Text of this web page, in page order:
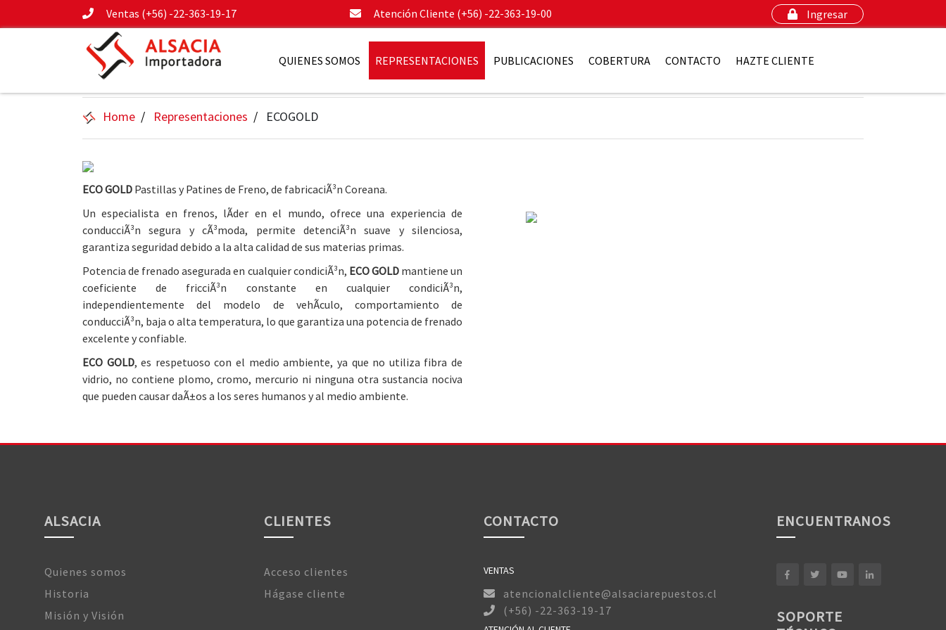
Ventas (+56) -22-363-19-17 Atención Cliente (+56) -22-363-19-00 Ingresar
QUIENES SOMOS REPRESENTACIONES PUBLICACIONES COBERTURA CONTACTO HAZTE CLIENTE
Home Representaciones ECOGOLD
ECO GOLD Pastillas y Patines de Freno, de fabricaciÃ³n Coreana.
Un especialista en frenos, lÃ­der en el mundo, ofrece una experiencia de
conducciÃ³n segura y cÃ³moda, permite detenciÃ³n suave y silenciosa,
garantiza seguridad debido a la alta calidad de sus materias primas.
Potencia de frenado asegurada en cualquier condiciÃ³n, ECO GOLDmantiene un
coeficiente de fricciÃ³n constante en cualquier condiciÃ³n,
independientemente del modelo de vehÃ­culo, comportamiento de
conducciÃ³n, baja o alta temperatura, lo que garantiza una potencia de frenado
excelente y confiable.
ECO GOLD, es respetuoso con el medio ambiente, ya que no utiliza fibra de
vidrio, no contiene plomo, cromo, mercurio ni ninguna otra sustancia nociva
que pueden causar daÃ±os a los seres humanos y al medio ambiente.
ALSACIA
Quienes somos
Historia
Misión y Visión
CLIENTES
Acceso clientes
Hágase cliente
CONTACTO
VENTAS
atencionalcliente@alsaciarepuestos.cl
(+56) -22-363-19-17
ENCUENTRANOS
SOPORTE